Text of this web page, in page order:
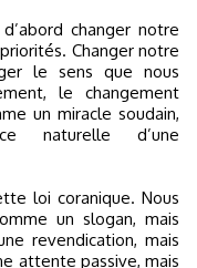
changer notre
Changer notre
le sens que nous
le changement
un miracle soudain,
naturelle d’une
loi coranique. Nous
un slogan, mais
revendication, mais
attente passive, mais